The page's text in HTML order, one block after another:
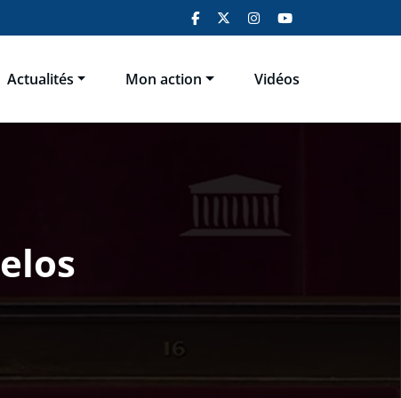
Actualités Mon action Vidéos